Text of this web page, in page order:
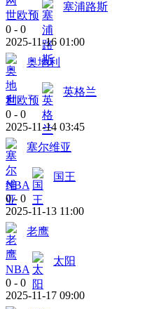
世欧预
塞浦路斯
0 - 0
2025-11-16 01:00
奥地利
世欧预
英格兰
0 - 0
2025-11-14 03:45
塞尔维亚
NBA
国王
0 - 0
2025-11-13 11:00
老鹰
NBA
太阳
0 - 0
2025-11-17 09:00